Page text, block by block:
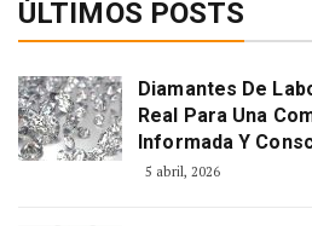
ÚLTIMOS POSTS
Diamantes De
Real Para Una
Informada Y
5 abril, 2026